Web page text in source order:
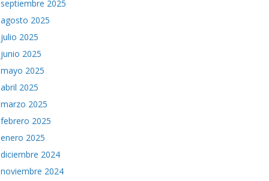
septiembre 2025
agosto 2025
julio 2025
junio 2025
mayo 2025
abril 2025
marzo 2025
febrero 2025
enero 2025
diciembre 2024
noviembre 2024